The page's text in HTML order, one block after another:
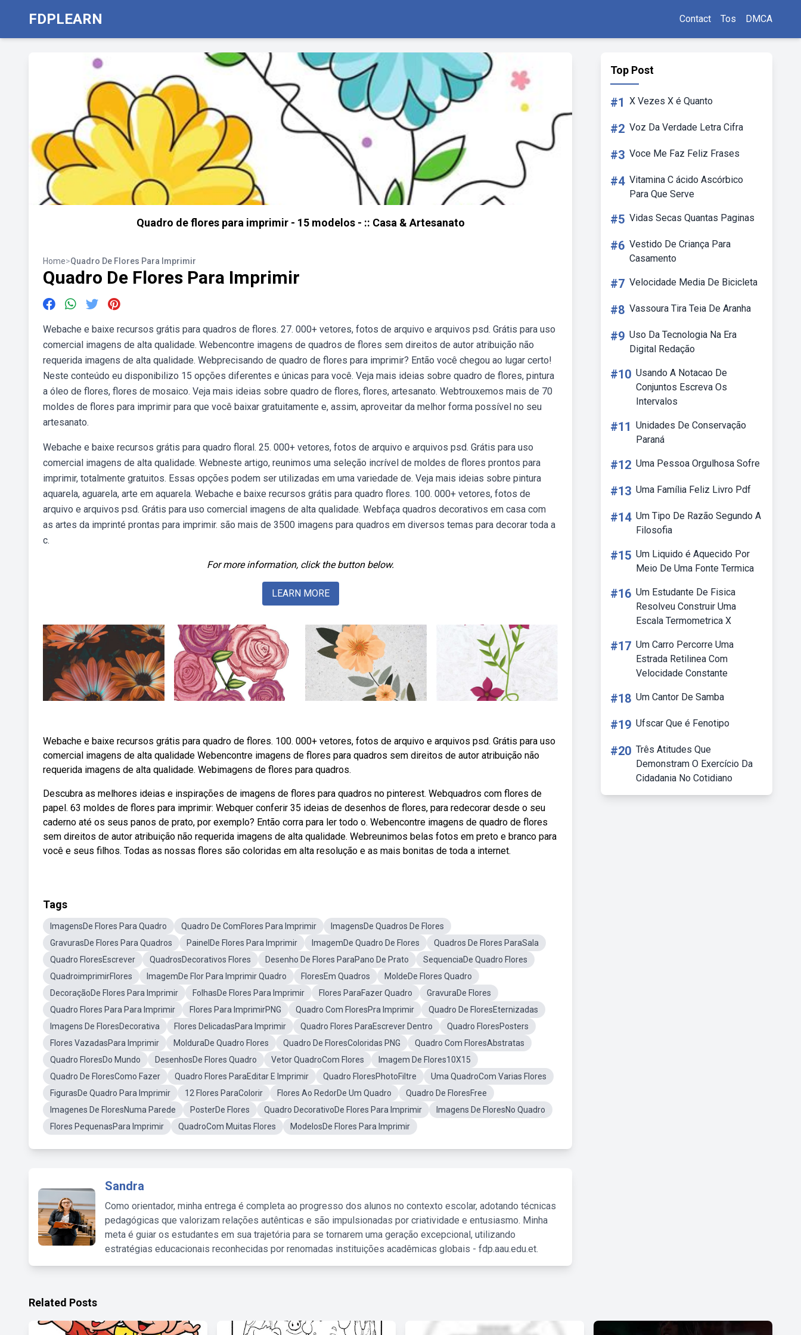
FDPLEARN Contact Tos DMCA
Quadro de flores para imprimir - 15 modelos - :: Casa & Artesanato
Home>Quadro De Flores Para Imprimir
Quadro De Flores Para Imprimir
Webache e baixe recursos grátis para quadros de flores. 27. 000+ vetores, fotos de arquivo e arquivos psd. Grátis para uso
comercial imagens de alta qualidade. Webencontre imagens de quadros de flores sem direitos de autor atribuição não
requerida imagens de alta qualidade. Webprecisando de quadro de flores para imprimir? Então você chegou ao lugar certo!
Neste conteúdo eu disponibilizo 15 opções diferentes e únicas para você. Veja mais ideias sobre quadro de flores, pintura
a óleo de flores, flores de mosaico. Veja mais ideias sobre quadro de flores, flores, artesanato. Webtrouxemos mais de 70
moldes de flores para imprimir para que você baixar gratuitamente e, assim, aproveitar da melhor forma possível no seu
artesanato.
Webache e baixe recursos grátis para quadro floral. 25. 000+ vetores, fotos de arquivo e arquivos psd. Grátis para uso
comercial imagens de alta qualidade. Webneste artigo, reunimos uma seleção incrível de moldes de flores prontos para
imprimir, totalmente gratuitos. Essas opções podem ser utilizadas em uma variedade de. Veja mais ideias sobre pintura
aquarela, aguarela, arte em aquarela. Webache e baixe recursos grátis para quadro flores. 100. 000+ vetores, fotos de
arquivo e arquivos psd. Grátis para uso comercial imagens de alta qualidade. Webfaça quadros decorativos em casa com
as artes da imprinté prontas para imprimir. são mais de 3500 imagens para quadros em diversos temas para decorar toda a
c.
For more information, click the button below.
LEARN MORE
Webache e baixe recursos grátis para quadro de flores. 100. 000+ vetores, fotos de arquivo e arquivos psd. Grátis para uso
comercial imagens de alta qualidade Webencontre imagens de flores para quadros sem direitos de autor atribuição não
requerida imagens de alta qualidade. Webimagens de flores para quadros.
Descubra as melhores ideias e inspirações de imagens de flores para quadros no pinterest. Webquadros com flores de
papel. 63 moldes de flores para imprimir: Webquer conferir 35 ideias de desenhos de flores, para redecorar desde o seu
caderno até os seus panos de prato, por exemplo? Então corra para ler todo o. Webencontre imagens de quadro de flores
sem direitos de autor atribuição não requerida imagens de alta qualidade. Webreunimos belas fotos em preto e branco para
você e seus filhos. Todas as nossas flores são coloridas em alta resolução e as mais bonitas de toda a internet.
Tags
ImagensDe Flores Para Quadro Quadro De ComFlores Para Imprimir
ImagensDe Quadros De Flores
GravurasDe Flores Para Quadros
PainelDe Flores Para Imprimir ImagemDe Quadro De Flores
Quadros De Flores ParaSala
Quadro FloresEscrever
QuadrosDecorativos Flores Desenho De Flores ParaPano De Prato
SequenciaDe Quadro Flores
QuadroimprimirFlores
ImagemDe Flor Para Imprimir Quadro FloresEm Quadros
MoldeDe Flores Quadro
DecoraçãoDe Flores Para Imprimir
FolhasDe Flores Para Imprimir Flores ParaFazer Quadro
GravuraDe Flores
Quadro Flores Para Para Imprimir
Flores Para ImprimirPNG Quadro Com FloresPra Imprimir
Quadro De FloresEternizadas
Imagens De FloresDecorativa
Flores DelicadasPara Imprimir Quadro Flores ParaEscrever Dentro
Quadro FloresPosters
Flores VazadasPara Imprimir
MolduraDe Quadro Flores Quadro De FloresColoridas PNG
Quadro Com FloresAbstratas
Quadro FloresDo Mundo
DesenhosDe Flores Quadro Vetor QuadroCom Flores
Imagem De Flores10X15
Quadro De FloresComo Fazer
Quadro Flores ParaEditar E Imprimir Quadro FloresPhotoFiltre
Uma QuadroCom Varias Flores
FigurasDe Quadro Para Imprimir
12 Flores ParaColorir Flores Ao RedorDe Um Quadro
Quadro De FloresFree
Imagenes De FloresNuma Parede
PosterDe Flores Quadro DecorativoDe Flores Para Imprimir
Imagens De FloresNo Quadro
Flores PequenasPara Imprimir
QuadroCom Muitas Flores ModelosDe Flores Para Imprimir
Sandra
Como orientador, minha entrega é completa ao progresso dos alunos no contexto escolar, adotando técnicas
pedagógicas que valorizam relações autênticas e são impulsionadas por criatividade e entusiasmo. Minha
meta é guiar os estudantes em sua trajetória para se tornarem uma geração excepcional, utilizando
estratégias educacionais reconhecidas por renomadas instituições acadêmicas globais - fdp.aau.edu.et.
Top Post
#1 X Vezes X é Quanto
#2 Voz Da Verdade Letra Cifra
#3 Voce Me Faz Feliz Frases
#4 Vitamina C ácido Ascórbico
Para Que Serve
#5 Vidas Secas Quantas Paginas
#6 Vestido De Criança Para
Casamento
#7 Velocidade Media De Bicicleta
#8 Vassoura Tira Teia De Aranha
#9 Uso Da Tecnologia Na Era
Digital Redação
#10 Usando A Notacao De
Conjuntos Escreva Os
Intervalos
#11 Unidades De Conservação
Paraná
#12 Uma Pessoa Orgulhosa Sofre
#13 Uma Família Feliz Livro Pdf
#14 Um Tipo De Razão Segundo A
Filosofia
#15 Um Liquido é Aquecido Por
Meio De Uma Fonte Termica
#16 Um Estudante De Fisica
Resolveu Construir Uma
Escala Termometrica X
#17 Um Carro Percorre Uma
Estrada Retilinea Com
Velocidade Constante
#18 Um Cantor De Samba
#19 Ufscar Que é Fenotipo
#20 Três Atitudes Que
Demonstram O Exercício Da
Cidadania No Cotidiano
Related Posts